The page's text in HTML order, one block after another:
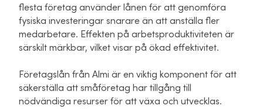
flesta företag använder lånen för att genomföra
fysiska investeringar snarare än att anställa fler
medarbetare. Effekten på arbetsproduktiviteten är
särskilt märkbar, vilket visar på ökad effektivitet.
Företagslån från Almi är en viktig komponent för att
säkerställa att småföretag har tillgång till
nödvändiga resurser för att växa och utvecklas.